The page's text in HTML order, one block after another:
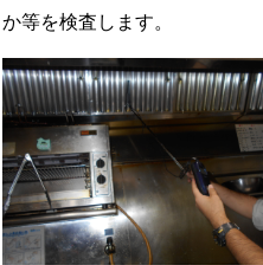
か等を検査します。